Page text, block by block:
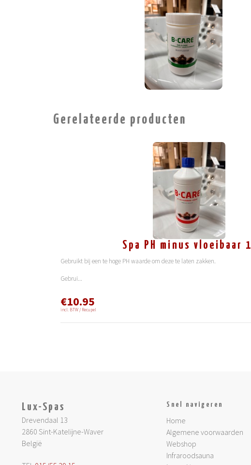
Gerelateerde producten
Spa PH minus vloeibaar 1l
Gebruikt bij een te hoge PH waarde om deze te laten zakken.
Gebrui...
€10.95
incl. BTW / Recupel
Lux-Spas
Drevendaal 13
2860 Sint-Katelijne-Waver
België
Snel navigeren
Home
Algemene voorwaarden
Webshop
Infraroodsauna